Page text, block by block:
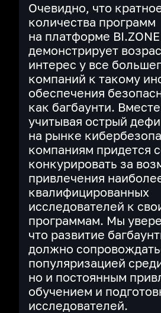
Очевидно, что
количества программ
на платформе
демонстрирует
интерес у все
компаний к такому
обеспечения
как багбаунти.
учитывая острый
на рынке
компаниям придется
конкурировать за
привлечения
квалифицированных
исследователей к
программам. Мы
что развитие
должно
популяризацией
но и постоянным
обучением и
исследователей.